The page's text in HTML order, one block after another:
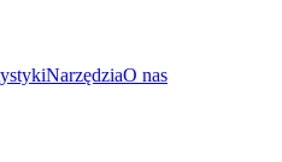
NarzędziaO nas